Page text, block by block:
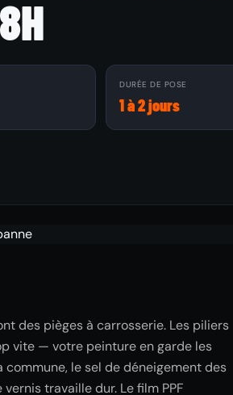
DURÉE DE POSE
1 à 2 jours
des pièges à carrosserie. Les piliers
vite — votre peinture en garde les
le sel de déneigement des
travaille dur. Le film PPF